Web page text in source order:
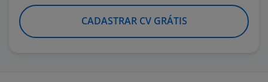
CADASTRAR CV GRÁTIS